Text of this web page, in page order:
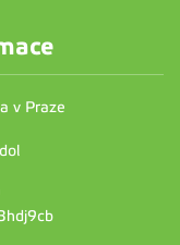
v Praze